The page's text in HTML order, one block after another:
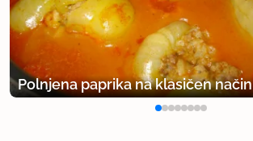
Polnjena paprika na klasičen način